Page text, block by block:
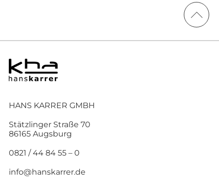
HANS KARRER GMBH
Stätzlinger Straße 70
86165 Augsburg
0821 / 44 84 55 – 0
info@hanskarrer.de